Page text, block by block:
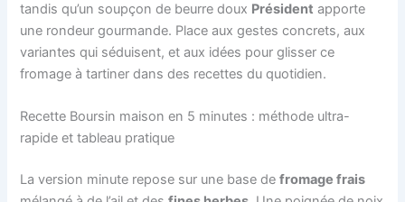
tandis qu’un soupçon de beurre doux Président apporte
une rondeur gourmande. Place aux gestes concrets, aux
variantes qui séduisent, et aux idées pour glisser ce
fromage à tartiner dans des recettes du quotidien.
Recette Boursin maison en 5 minutes : méthode ultra-
rapide et tableau pratique
La version minute repose sur une base defromage frais